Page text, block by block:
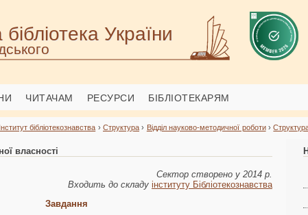
України
ЧИТАЧАМ РЕСУРСИ БІБЛІОТЕКАРЯМ
Інститут бібліотекознавства › Структура › Відділ науково-методичної роботи›
власності
Сектор створено у 2014 р.
Входить до складу інституту Бібліотекознавства
Завдання